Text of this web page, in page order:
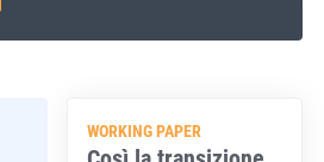
WORKING PAPER